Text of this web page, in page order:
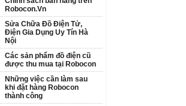
Robocon.Vn
Sửa Chữa Đồ Điện Tử,
Điện Gia Dụng Uy Tín Hà
Nội
Các sản phẩm đồ điện cũ
được thu mua tại Robocon
Những việc cần làm sau
khi đặt hàng Robocon
thành công